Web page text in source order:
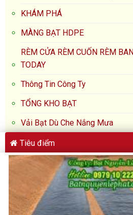
KHÁM PHÁ
MÀNG BẠT HDPE
RÈM CỬA RÈM CUỐN RÈM
TODAY
Thông Tin Công Ty
TỔNG KHO BẠT
Vải Bạt Dù Che Nắng Mưa
Tiêu điểm